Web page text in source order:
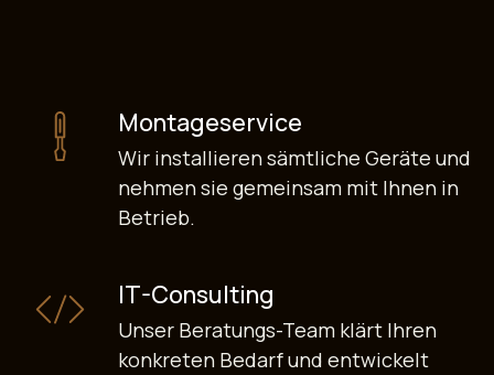
Montageservice
Wir installieren sämtliche Geräte und
nehmen sie gemeinsam mit Ihnen in
Betrieb.
IT-Consulting
Unser Beratungs-Team klärt Ihren
konkreten Bedarf und entwickelt